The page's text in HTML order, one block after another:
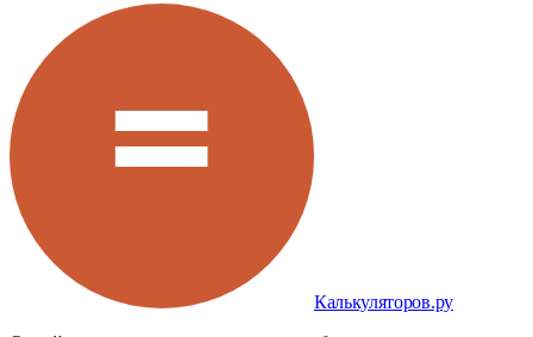
Калькуляторов.ру